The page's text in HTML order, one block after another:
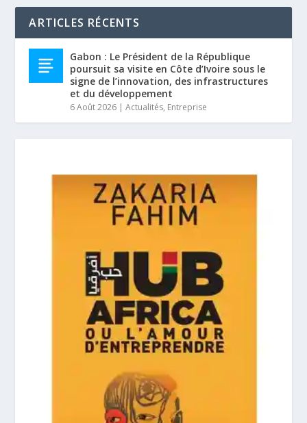
ARTICLES RÉCENTS
Gabon : Le Président de la République
poursuit sa visite en Côte d’Ivoire sous le
signe de l’innovation, des infrastructures
et du développement
6 Août 2026 |Actualités, Entreprise